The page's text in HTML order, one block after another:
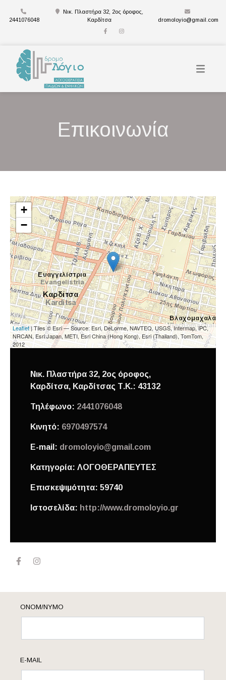
2441076048
Νικ. Πλαστήρα 32, 2ος όροφος,
Καρδίτσα
dromoloyio@gmail.com
Επικοινωνία
+
−
Leaflet| Tiles © Esri — Source: Esri, DeLorme, NAVTEQ, USGS, Intermap, iPC,
NRCAN, Esri Japan, METI, Esri China (Hong Kong), Esri (Thailand), TomTom,
2012
Νικ. Πλαστήρα 32, 2ος όροφος,
Καρδίτσα, Καρδίτσας Τ.Κ.: 43132
Τηλέφωνο: 2441076048
Κινητό: 6970497574
E-mail: dromoloyio@gmail.com
Κατηγορία: ΛΟΓΟΘΕΡΑΠΕΥΤΕΣ
Επισκεψιμότητα: 59740
Ιστοσελίδα: http://www.dromoloyio.gr
ΟΝΟΜ/ΝΥΜΟ
E-MAIL